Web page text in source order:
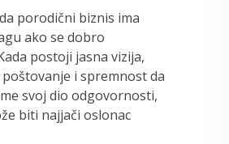
porodični biznis ima
ako se dobro
postoji jasna vizija,
i spremnost da
svoj dio odgovornosti,
biti najjači oslonac